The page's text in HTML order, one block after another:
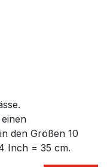
den Größen 10
Inch = 35 cm.